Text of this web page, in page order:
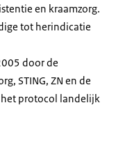
en kraamzorg.
tot herindicatie
door de
STING, ZN en de
het protocol landelijk